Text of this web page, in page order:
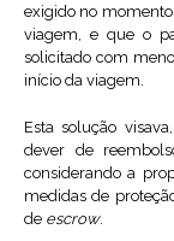
exigido no momento
viagem, e que o
solicitado com
início da viagem.
Esta solução
dever de
considerando a
medidas de
de escrow.